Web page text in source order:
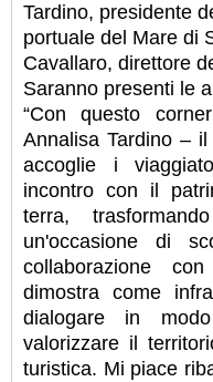
Tardino, presidente
portuale del Mare di
Cavallaro, direttore
Saranno presenti le
“Con questo
Annalisa Tardino –
accoglie i
incontro con il
terra,
un'occasione di
collaborazione
dimostra come
dialogare in
valorizzare il
turistica. Mi piace